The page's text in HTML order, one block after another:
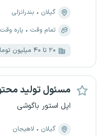
گیلان
بندرانزلی
تمام وقت
پاره وقت
۲۰ تا ۴۰ میلیون تومان
مسئول تولید
اپل استور باگوشی
گیلان
لاهیجان